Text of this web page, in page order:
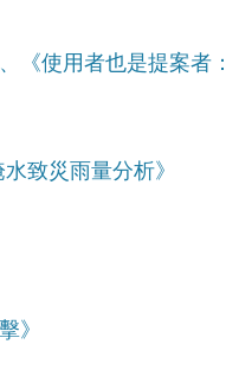
《使用者也是提案者
致災雨量分析》
》